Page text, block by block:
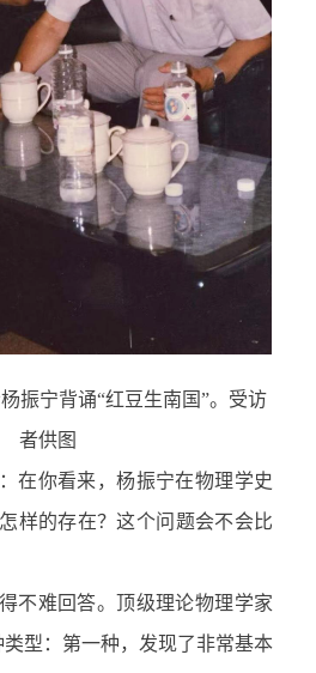
振宁背诵“红豆生南国”。受访
者供图
在你看来，杨振宁在物理学史
样的存在？这个问题会不会比
不难回答。顶级理论物理学家
型：第一种，发现了非常基本